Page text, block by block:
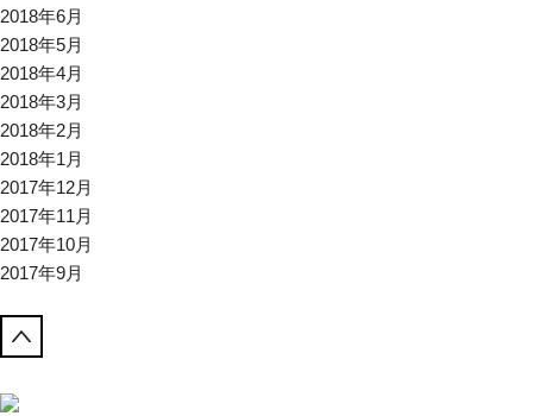
2018年6月
2018年5月
2018年4月
2018年3月
2018年2月
2018年1月
2017年12月
2017年11月
2017年10月
2017年9月